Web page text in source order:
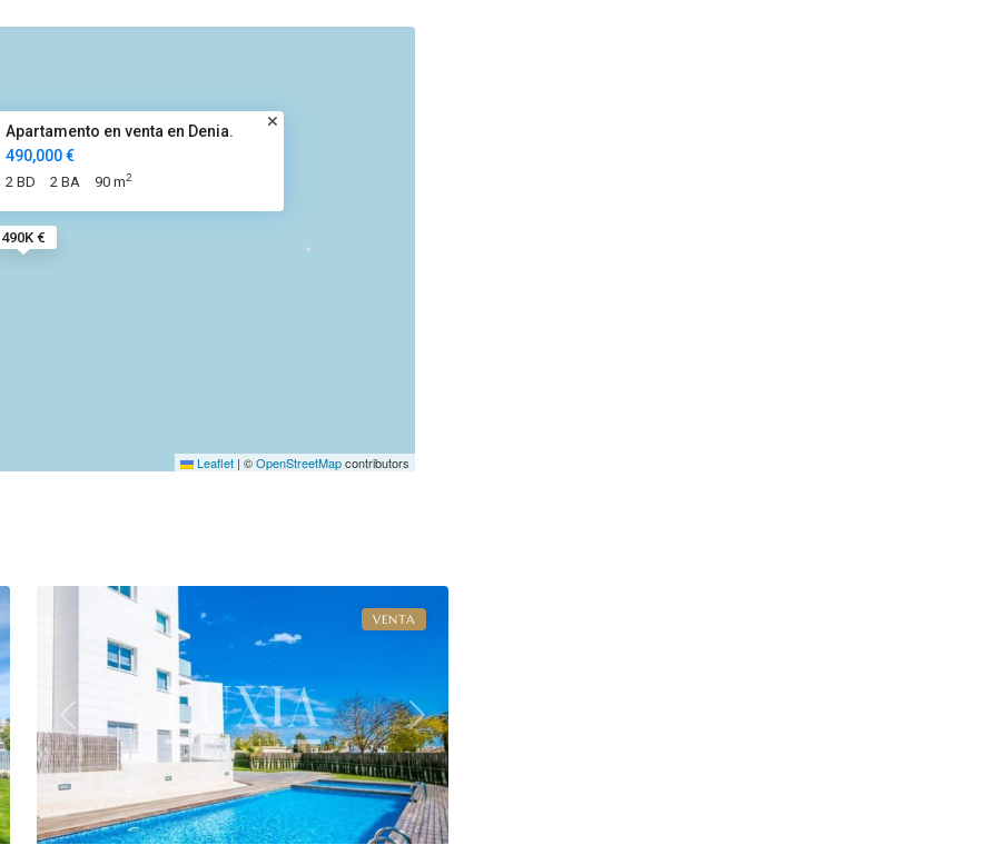
490K €
Apartamento en venta en Denia.
490,000 €
2 BD 2 BA 90 m2
Leaflet | ©OpenStreetMapcontributors
Previous Next
VENTA